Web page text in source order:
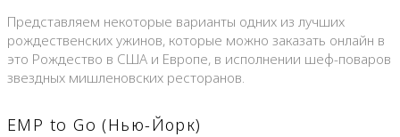
Представляем некоторые варианты одних из лучших
рождественских ужинов, которые можно заказать онлайн в
это Рождество в США и Европе, в исполнении шеф-поваров
звездных мишленовских ресторанов.
EMP to Go (Нью-Йорк)